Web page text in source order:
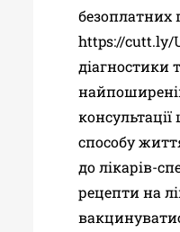
безоплатних
https://cutt.ly/
діагностики
способу
до лікарів-
рецепти на